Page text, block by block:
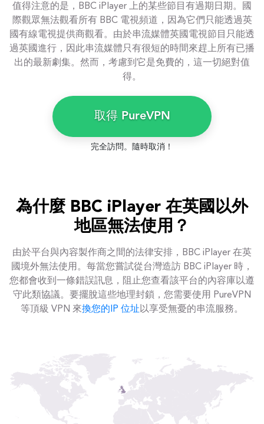
值得注意的是，BBC iPlayer 上的某些節目有過期日期。國
際觀眾無法觀看所有 BBC 電視頻道，因為它們只能透過英
國有線電視提供商觀看。由於串流媒體英國電視節目只能透
過英國進行，因此串流媒體只有很短的時間來趕上所有已播
出的最新劇集。然而，考慮到它是免費的，這一切絕對值
得。
取得 PureVPN
完全訪問。隨時取消！
為什麼 BBC iPlayer 在英國以外
地區無法使用？
由於平台與內容製作商之間的法律安排，BBC iPlayer 在英
國境外無法使用。每當您嘗試從台灣造訪 BBC iPlayer 時，
您都會收到一條錯誤訊息，阻止您查看該平台的內容庫以遵
守此類協議。要擺脫這些地理封鎖，您需要使用 PureVPN
等頂級 VPN 來換您的IP 位址以享受無憂的串流服務。